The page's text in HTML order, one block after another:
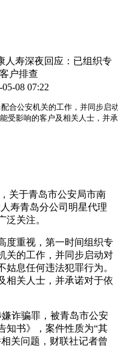
人寿深夜回应：已组织专
户排查
05-08 07:22
合公安机关的工作，并同步启
响的客户及相关人士，并承
关于青岛市公安局市南
寿青岛分公司明星代理
泛关注。
度重视，第一时间组织专
关的工作，并同步启动对
息任何违法犯罪行为。
相关人士，并承诺对于依
诈骗罪，被青岛市公安
知书》，案件性质为“其
关问题，财联社记者曾